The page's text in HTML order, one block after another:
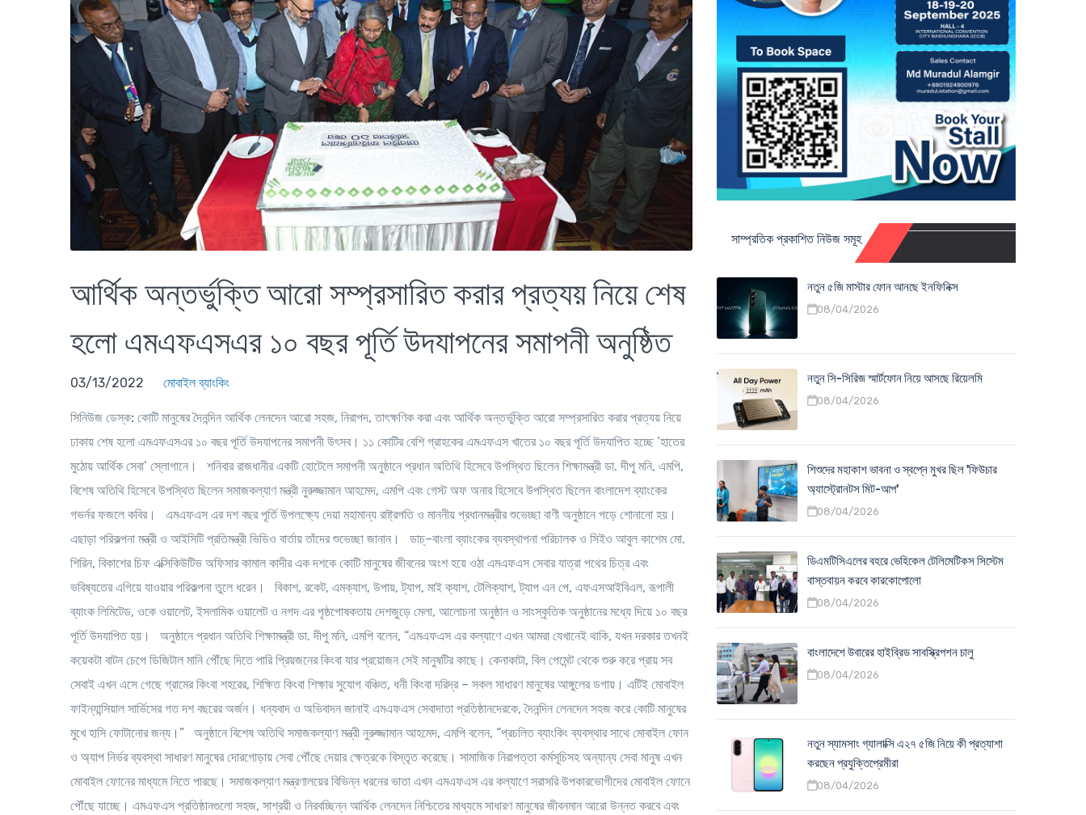
আর্থিক অন্তর্ভুক্তি আরো সম্প্রসারিত করার প্রত্যয় নিয়ে শেষ
হলো এমএফএসএর ১০ বছর পূর্তি উদযাপনের সমাপনী অনুষ্ঠিত
03/13/2022 মোবাইল ব্যাংকিং
সিনিউজ ডেস্ক: কোটি মানুষের দৈনন্দিন আর্থিক লেনদেন আরো সহজ, নিরাপদ, তাৎক্ষণিক করা এবং আর্থিক অন্তর্ভুক্তি আরো সম্প্রসারিত করার প্রত্যয় নিয়ে
ঢাকায় শেষ হলো এমএফএসএর ১০ বছর পূর্তি উদযাপনের সমাপনী উৎসব। ১১ কোটির বেশি গ্রাহকের এমএফএস খাতের ১০ বছর পূর্তি উদযাপিত হচ্ছে ‘হাতের
মুঠোয় আর্থিক সেবা’ স্লোগানে। শনিবার রাজধানীর একটি হোটেলে সমাপনী অনুষ্ঠানে প্রধান অতিথি হিসেবে উপস্থিত ছিলেন শিক্ষামন্ত্রী ডা. দীপু মনি, এমপি,
বিশেষ অতিথি হিসেবে উপস্থিত ছিলেন সমাজকল্যাণ মন্ত্রী নুরুজ্জামান আহমেদ, এমপি এবং গেস্ট অফ অনার হিসেবে উপস্থিত ছিলেন বাংলাদেশ ব্যাংকের
গভর্নর ফজলে কবির। এমএফএস এর দশ বছর পূর্তি উপলক্ষ্যে দেয়া মহামান্য রাষ্ট্রপতি ও মাননীয় প্রধানমন্ত্রীর শুভেচ্ছা বাণী অনুষ্ঠানে পড়ে শোনানো হয়।
এছাড়া পরিকল্পনা মন্ত্রী ও আইসিটি প্রতিমন্ত্রী ভিডিও বার্তায় তাঁদের শুভেচ্ছা জানান। ডাচ্–বাংলা ব্যাংকের ব্যবস্থাপনা পরিচালক ও সিইও আবুল কাশেম মো.
শিরিন, বিকাশের চিফ এক্সিকিউটিভ অফিসার কামাল কাদীর এক দশকে কোটি মানুষের জীবনের অংশ হয়ে ওঠা এমএফএস সেবার যাত্রা পথের চিত্র এবং
ভবিষ্যতের এগিয়ে যাওয়ার পরিকল্পনা তুলে ধরেন। বিকাশ, রকেট, এমক্যাশ, উপায়, ট্যাপ, মাই ক্যাশ, টেলিক্যাশ, ট্যাপ এন পে, এফএসআইবিএল, রূপালী
ব্যাংক লিমিটেড, ওকে ওয়ালেট, ইসলামিক ওয়ালেট ও নগদ এর পৃষ্ঠপোষকতায় দেশজুড়ে মেলা, আলোচনা অনুষ্ঠান ও সাংস্কৃতিক অনুষ্ঠানের মধ্যে দিয়ে ১০ বছর
পূর্তি উদযাপিত হয়। অনুষ্ঠানে প্রধান অতিথি শিক্ষামন্ত্রী ডা. দীপু মনি, এমপি বলেন, “এমএফএস এর কল্যাণে এখন আমরা যেখানেই থাকি, যখন দরকার তখনই
কয়েকটা বাটন চেপে ডিজিটাল মানি পৌঁছে দিতে পারি প্রিয়জনের কিংবা যার প্রয়োজন সেই মানুষটির কাছে। কেনাকাটা, বিল পেমেন্ট থেকে শুরু করে প্রায় সব
সেবাই এখন এসে গেছে গ্রামের কিংবা শহরের, শিক্ষিত কিংবা শিক্ষার সুযোগ বঞ্চিত, ধনী কিংবা দরিদ্র – সকল সাধারণ মানুষের আঙ্গুলের ডগায়। এটিই মোবাইল
ফাইন্যান্সিয়াল সার্ভিসের গত দশ বছরের অর্জন। ধন্যবাদ ও অভিবাদন জানাই এমএফএস সেবাদাতা প্রতিষ্ঠানদেরকে, দৈনন্দিন লেনদেন সহজ করে কোটি মানুষের
মুখে হাসি ফোটানোর জন্য।” অনুষ্ঠানে বিশেষ অতিথি সমাজকল্যাণ মন্ত্রী নুরুজ্জামান আহমেদ, এমপি বলেন, “প্রচলিত ব্যাংকিং ব্যবস্থার সাথে মোবাইল ফোন
ও অ্যাপ নির্ভর ব্যবস্থা সাধারণ মানুষের দোরগোড়ায় সেবা পৌঁছে দেয়ার ক্ষেত্রকে বিস্তৃত করেছে। সামাজিক নিরাপত্তা কর্মসূচিসহ অন্যান্য সেবা মানুষ এখন
মোবাইল ফোনের মাধ্যমে নিতে পারছে। সমাজকল্যাণ মন্ত্রণালয়ের বিভিন্ন ধরনের ভাতা এখন এমএফএস এর কল্যাণে সরাসরি উপকারভোগীদের মোবাইল ফোনে
পৌঁছে যাচ্ছে। এমএফএস প্রতিষ্ঠানগুলো সহজ, সাশ্রয়ী ও নিরবচ্ছিন্ন আর্থিক লেনদেন নিশ্চিতের মাধ্যমে সাধারণ মানুষের জীবনমান আরো উন্নত করবে এবং
সাম্প্রতিক প্রকাশিত নিউজ সমূহ
নতুন ৫জি মাস্টার ফোন আনছে ইনফিনিক্স
08/04/2026
নতুন সি-সিরিজ স্মার্টফোন নিয়ে আসছে রিয়েলমি
08/04/2026
শিশুদের মহাকাশ ভাবনা ও স্বপ্নে মুখর ছিল 'ফিউচার
অ্যাস্ট্রোনটস মিট-আপ'
08/04/2026
ডিএমটিসিএলের বহরে ভেহিকেল টেলিমেটিকস সিস্টেম
বাস্তবায়ন করবে কারকোপোলো
08/04/2026
বাংলাদেশে উবারের হাইব্রিড সাবস্ক্রিপশন চালু
08/04/2026
নতুন স্যামসাং গ্যালাক্সি এ২৭ ৫জি নিয়ে কী প্রত্যাশা
করছেন প্রযুক্তিপ্রেমীরা
08/04/2026